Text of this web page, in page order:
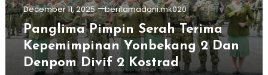
December 11, 2025 beritamadani.mk020
Panglima Pimpin Serah Terima
Kepemimpinan Yonbekang 2 Dan
Denpom Divif 2 Kostrad